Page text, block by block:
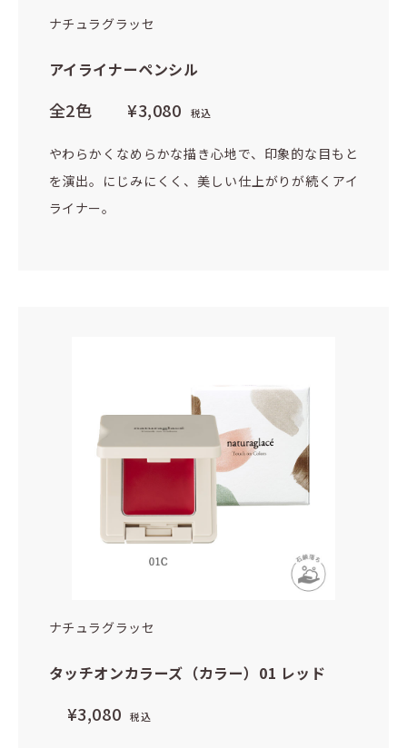
ナチュラグラッセ
アイライナーペンシル
全2色 ¥3,080 税込
やわらかくなめらかな描き心地で、印象的な目もと
を演出。にじみにくく、美しい仕上がりが続くアイ
ライナー。
ナチュラグラッセ
タッチオンカラーズ（カラー）01 レッド
¥3,080 税込